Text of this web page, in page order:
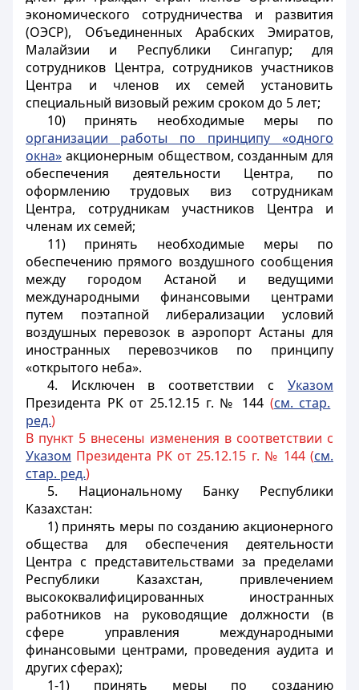
экономического сотрудничества и развития
(ОЭСР), Объединенных Арабских Эмиратов,
Малайзии и Республики Сингапур; для
сотрудников Центра, сотрудников участников
Центра и членов их семей установить
специальный визовый режим сроком до 5 лет;
10) принять необходимые меры по
организации работы по принципу «одного
окна» акционерным обществом, созданным для
обеспечения деятельности Центра, по
оформлению трудовых виз сотрудникам
Центра, сотрудникам участников Центра и
членам их семей;
11) принять необходимые меры по
обеспечению прямого воздушного сообщения
между городом Астаной и ведущими
международными финансовыми центрами
путем поэтапной либерализации условий
воздушных перевозок в аэропорт Астаны для
иностранных перевозчиков по принципу
«открытого неба».
4. Исключен в соответствии с Указом
Президента РК от 25.12.15 г. № 144 (см. стар.
ред.)
В пункт 5 внесены изменения в соответствии с
Указом Президента РК от 25.12.15 г. № 144 (см.
стар. ред.)
5. Национальному Банку Республики
Казахстан:
1) принять меры по созданию акционерного
общества для обеспечения деятельности
Центра с представительствами за пределами
Республики Казахстан, привлечением
высококвалифицированных иностранных
работников на руководящие должности (в
сфере управления международными
финансовыми центрами, проведения аудита и
других сферах);
1-1) принять меры по созданию